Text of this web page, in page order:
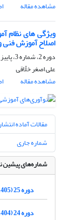
مشاهده مقاله
ویژگی های نظام
اصلاح آموزش فنی
دوره 2، شماره 3، پاییز 1382، صفحه
علی اصغر خلّاقی
مشاهده مقاله
مقالات آماده
شماره جاری
شماره‌های پیشین
دوره 25 (1405)
دوره 24 (1404)